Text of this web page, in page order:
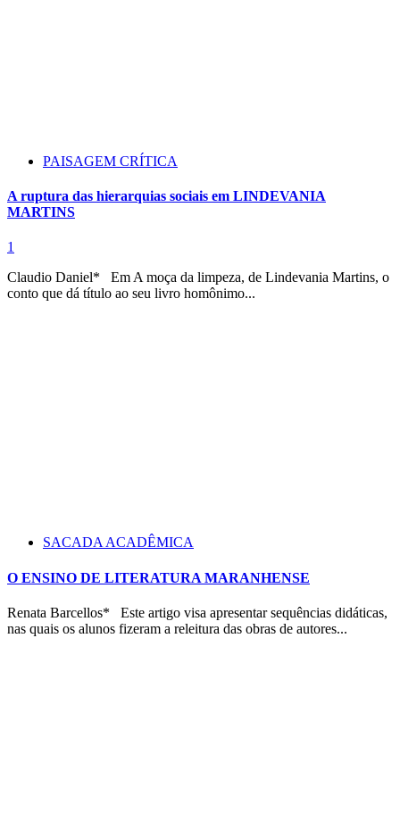
PAISAGEM CRÍTICA
A ruptura das hierarquias sociais em LINDEVANIA
MARTINS
1
Claudio Daniel* Em A moça da limpeza, de Lindevania Martins, o
conto que dá título ao seu livro homônimo...
SACADA ACADÊMICA
O ENSINO DE LITERATURA MARANHENSE
Renata Barcellos* Este artigo visa apresentar sequências didáticas,
nas quais os alunos fizeram a releitura das obras de autores...